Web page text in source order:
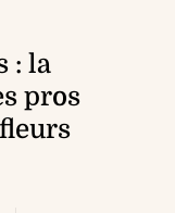
: la
pros